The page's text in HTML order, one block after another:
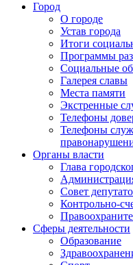
Город
О городе
Устав города
Итоги
Программы
Социальные
Галерея славы
Места памяти
Экстренные
Телефоны
Телефоны
Органы власти
Глава
Совет
Контрольно-
Сферы деятельности
Образование